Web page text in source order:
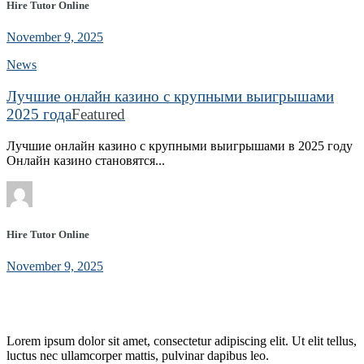
Hire Tutor Online
November 9, 2025
News
Лучшие онлайн казино с крупными выигрышами
2025 годаFeatured
Лучшие онлайн казино с крупными выигрышами в 2025 году
Онлайн казино становятся...
Hire Tutor Online
November 9, 2025
Lorem ipsum dolor sit amet, consectetur adipiscing elit. Ut elit tellus,
luctus nec ullamcorper mattis, pulvinar dapibus leo.